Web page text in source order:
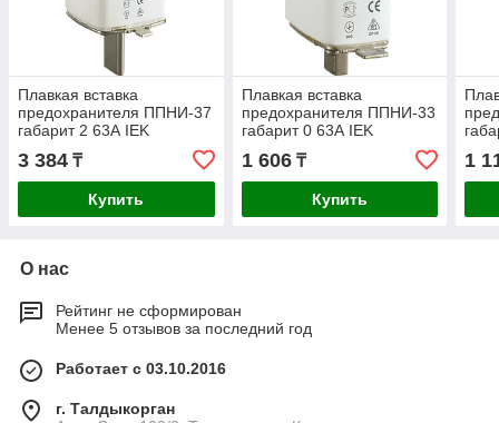
Плавкая вставка
предохранителя ППНИ-37
габарит 2 63А IEK
3 384 ₸
Купить
Плавкая вставка
предохранителя ППНИ-33
габарит 0 63А IEK
1 606₸
Купить
1
О нас
Рейтинг не сформирован
Менее 5 отзывов за последний год
Работает с 03.10.2016
г. Талдыкорган